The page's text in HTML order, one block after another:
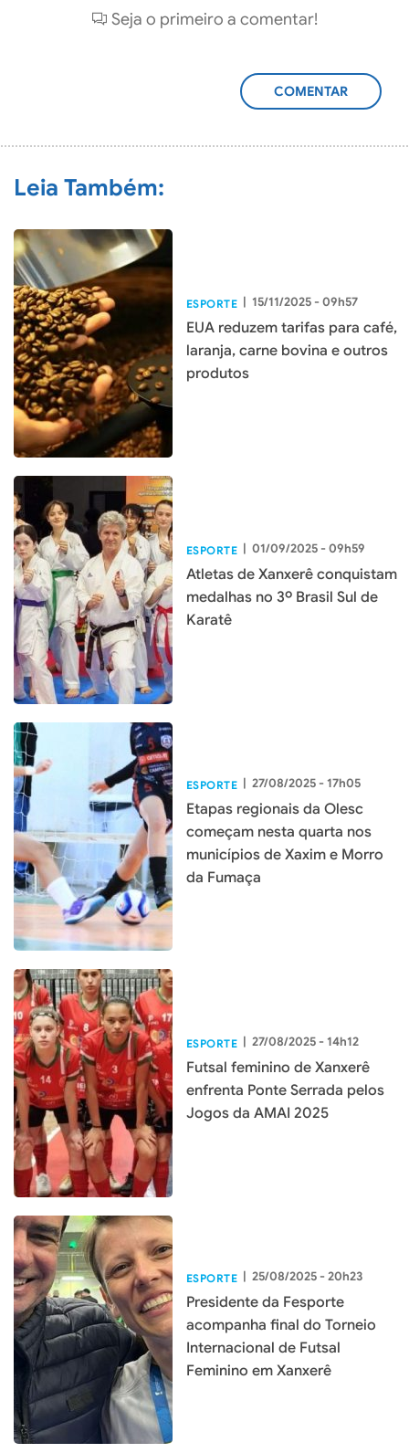
Seja o primeiro a comentar!
ADICIONAR
Leia Também:
ESPORTE | 15/11/2025 - 09h57
EUA reduzem tarifas para café,
laranja, carne bovina e outros
produtos
ESPORTE | 01/09/2025 - 09h59
Atletas de Xanxerê conquistam
medalhas no 3º Brasil Sul de
Karatê
ESPORTE | 27/08/2025 - 17h05
Etapas regionais da Olesc
começam nesta quarta nos
municípios de Xaxim e Morro
da Fumaça
ESPORTE | 27/08/2025 - 14h12
Futsal feminino de Xanxerê
enfrenta Ponte Serrada pelos
Jogos da AMAI 2025
ESPORTE | 25/08/2025 - 20h23
Presidente da Fesporte
acompanha final do Torneio
Internacional de Futsal
Feminino em Xanxerê